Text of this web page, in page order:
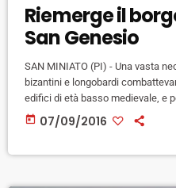
Riemerge il
San Genesio
SAN MINIATO (PI) - Una vasta
bizantini e longobardi
edifici di età basso medievale, e
una piccola rarità, parte di un
oro o bronzo. Sono alcuni dei
today 07/09/2016